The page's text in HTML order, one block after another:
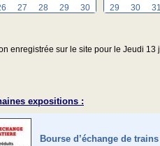
27 28 29 30
29
30 31
enregistrée sur le site pour le Jeudi 13
expositions :
Bourse d’échange de